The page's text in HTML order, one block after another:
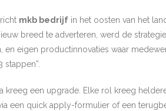
mkb bedrijf in het oosten van het
breed te adverteren, werd de
en eigen productinnovaties waar
stappen”.
kreeg een upgrade. Elke rol kreeg
een quick apply-formulier of een